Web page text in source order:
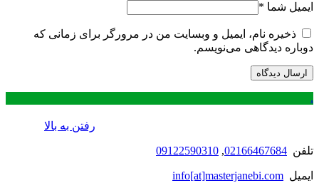
ایمیل شما *
ذخیره نام، ایمیل و وبسایت من در مرورگر برای زمانی که
دوباره دیدگاهی می‌نویسم.
.
رفتن به بالا
تلفن 02166467684
,
09122590310
ایمیل info[at]masterjanebi.com